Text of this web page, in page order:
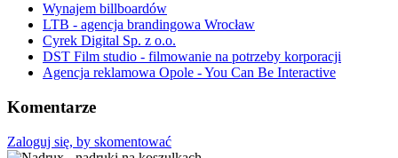
Wynajem billboardów
LTB - agencja brandingowa Wrocław
Cyrek Digital Sp. z o.o.
DST Film studio - filmowanie na potrzeby korporacji
Agencja reklamowa Opole - You Can Be Interactive
Komentarze
Zaloguj się, by skomentować